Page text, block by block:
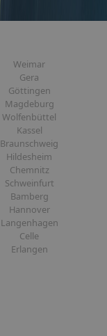
Weimar
Gera
Göttingen
Magdeburg
Wolfenbüttel
Kassel
Braunschweig
Hildesheim
Chemnitz
Schweinfurt
Bamberg
Hannover
Langenhagen
Celle
Erlangen